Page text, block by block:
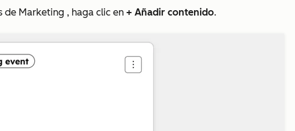
de Marketing , haga clic en + Añadir contenido.